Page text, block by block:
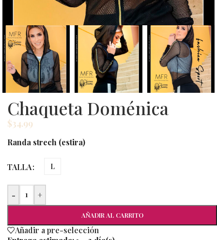
Chaqueta Doménica
$34.99
Randa strech (estira)
TALLA L
- +
AÑADIR AL CARRITO
Añadir a pre-selección